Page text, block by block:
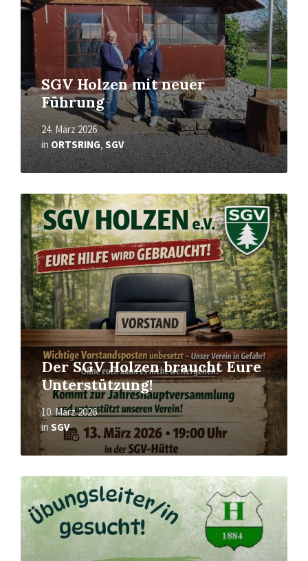
SGV Holzen mit neuer
Führung
24. März 2026
in ORTSRING,SGV
Der SGV Holzen braucht Eure
Unterstützung!
10. März 2026
in SGV
Mehr
erfahren
Mehr
erfahren